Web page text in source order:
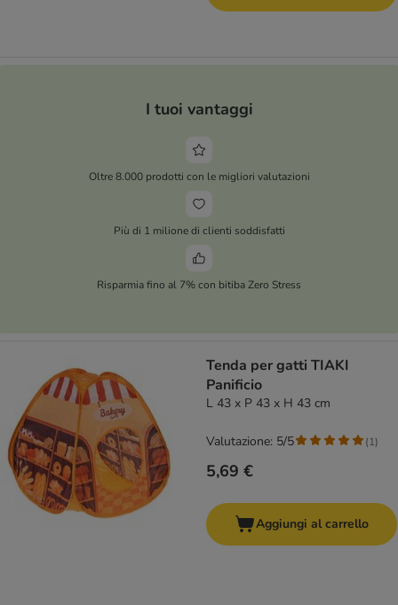
I tuoi vantaggi
Oltre 8.000 prodotti con le migliori valutazioni
Più di 1 milione di clienti soddisfatti
Risparmia fino al 7% con bitiba Zero Stress
Tenda per gatti TIAKI
Panificio
L 43 x P 43 x H 43 cm
5,69 €
Valutazione: 5/5 (1)
Aggiungi al carrello